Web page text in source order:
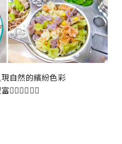
自然的繽紛色彩